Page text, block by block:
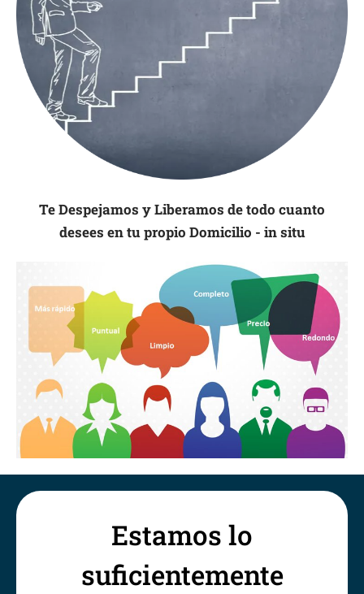
Te Despejamos y Liberamos de todo cuanto
desees en tu propio Domicilio - in situ
Estamos lo
suficientemente